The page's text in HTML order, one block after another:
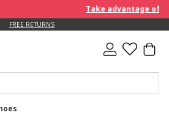
Take advantage of
FREE RETURNS